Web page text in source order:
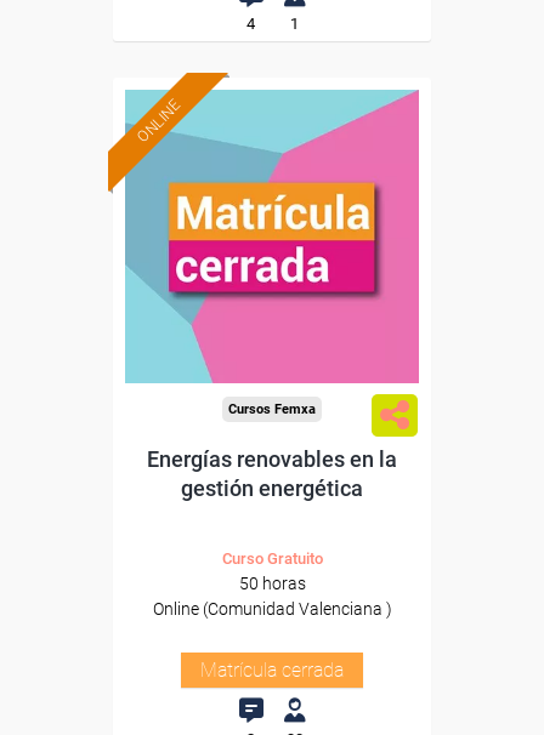
4 1
ONLINE
Cursos Femxa
Energías renovables en la
gestión energética
Curso Gratuito
50 horas
Online (Comunidad Valenciana )
Matrícula cerrada